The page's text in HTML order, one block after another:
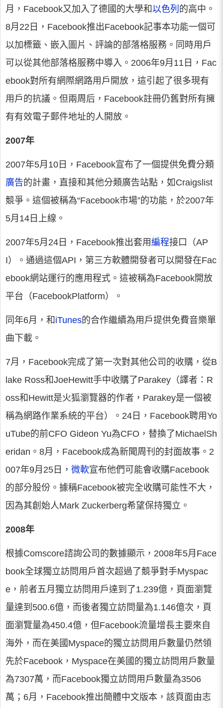
月，Facebook又加入了德國的大學和以色列 的高中。
8月22日，Facebook推出Facebook記事本功能一個可
以加標籤、嵌入圖片、評論的部落格服務。同時用戶
可以從其他部落格服務中導入。2006年9月11日，Fac
ebook對所有網際網路用戶開放，這引起了很多現有
用戶的抗議。但兩周后，Facebook註冊仍舊對所有擁
有有效電子郵件地址的人開放。
2007年
2007年5月10日，Facebook宣布了一個提供免費分類
廣告的計畫，直接和其他分類廣告站點，如Craigslist
競爭。這個被稱為“Facebook市場”的功能，於2007年
5月14日上線。
2007年5月24日，Facebook推出套用編程接口（AP
I）。通過這個API，第三方軟體開發者可以開發在Fac
ebook網站運行的應用程式。這被稱為Facebook開放
平台（FacebookPlatform）。
同年6月，和 iTunes的合作繼續為用戶提供免費音樂單
曲下載。
7月，Facebook完成了第一次對其他公司的收購，從B
lake Ross和JoeHewitt手中收購了Parakey（譯者：R
oss和Hewitt是火狐瀏覽器的作者，Parakey是一個被
稱為網路作業系統的平台）。24日，Facebook聘用Yo
uTube的前CFO Gideon Yu為CFO，替換了MichaelSh
eridan。8月，Facebook成為新聞周刊的封面故事。2
007年9月25日， 微軟宣布他們可能會收購Facebook
的部分股份。據稱Facebook被完全收購可能性不大，
因為其創始人Mark Zuckerberg希望保持獨立。
2008年
根據Comscore諮詢公司的數據顯示，2008年5月Face
book全球獨立訪問用戶首次超過了競爭對手Myspac
e，前者五月獨立訪問用戶達到了1.239億，頁面瀏覽
量達到500.6億，而後者獨立訪問量為1.146億次，頁
面瀏覽量為450.4億，但Facebook流量增長主要來自
海外，而在美國Myspace的獨立訪問用戶數量仍然領
先於Facebook，Myspace在美國的獨立訪問用戶數量
為7307萬，而Facebook獨立訪問用戶數量為3506
萬；6月，Facebook推出簡體中文版本，該頁面由志